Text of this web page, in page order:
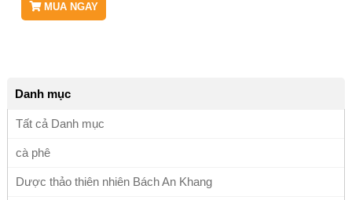
MUA NGAY
Danh mục
Tất cả Danh mục
cà phê
Dược thảo thiên nhiên Bách An Khang